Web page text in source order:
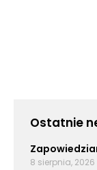
Ostatnie
8 sierpnia, 2026